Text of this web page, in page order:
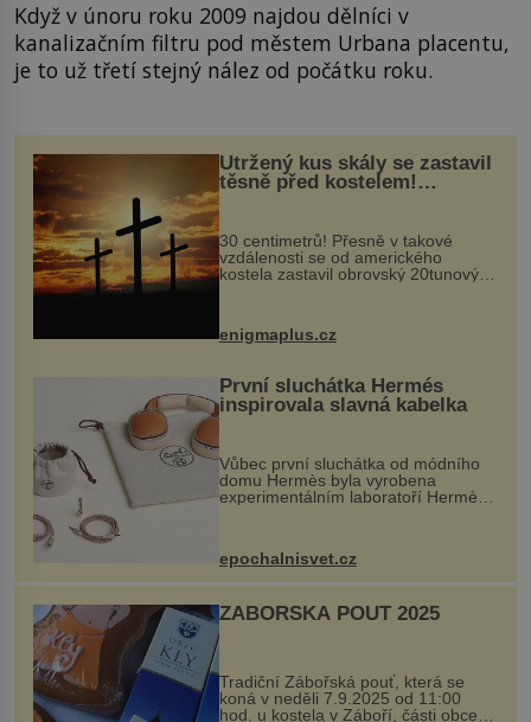
Když v únoru roku 2009 najdou dělníci v
kanalizačním filtru pod městem Urbana placentu,
je to už třetí stejný nález od počátku roku.
Utržený kus skály se zastavil
těsně před kostelem!
Ochránila ho boží síla?
30 centimetrů! Přesně v takové
vzdálenosti se od amerického
kostela zastavil obrovský 20tunový
...
enigmaplus.cz
První sluchátka Hermés
inspirovala slavná kabelka
Vůbec první sluchátka od módního
domu Hermès byla vyrobena
experimentálním laboratoří Hermès
kovový...
epochalnisvet.cz
ZÁBOŘSKÁ POUŤ 2025
Tradiční Zábořská pouť, která se
koná v neděli 7.9.2025 od 11:00
hod. u kostela v Záboří, části obce